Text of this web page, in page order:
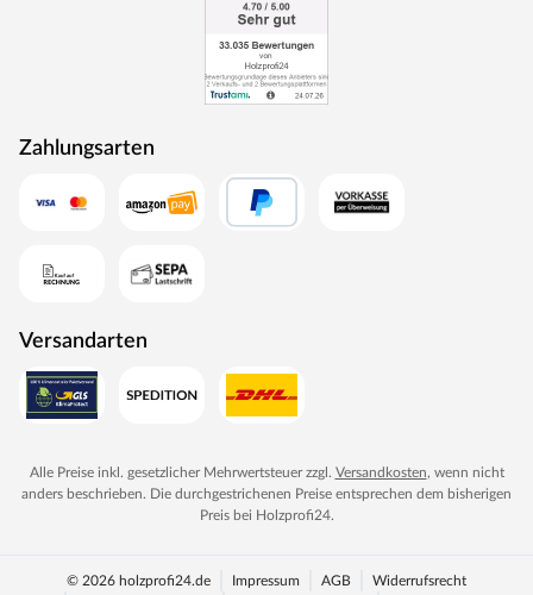
Zahlungsarten
Versandarten
Alle Preise inkl. gesetzlicher Mehrwertsteuer zzgl. Versandkosten, wenn nicht
anders beschrieben. Die durchgestrichenen Preise entsprechen dem bisherigen
Preis bei Holzprofi24.
© 2026 holzprofi24.de Impressum AGB Widerrufsrecht